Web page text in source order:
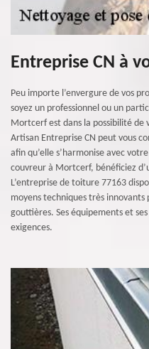
Entreprise CN à
Peu importe l’envergure de vos
soyez un professionnel ou un
Mortcerf est dans la possibilité de
Artisan Entreprise CN peut vous
afin qu’elle s’harmonise avec
couvreur à Mortcerf, bénéficiez
L’entreprise de toiture 77163
moyens techniques très
gouttières. Ses équipements et
exigences.